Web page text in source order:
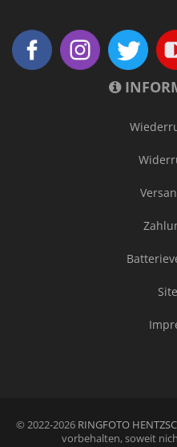
© 2022-2026 RINGFOTO
vorbehalten, soweit